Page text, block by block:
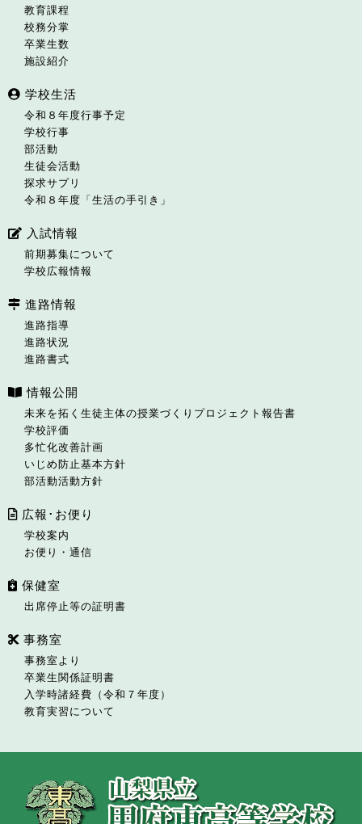
教育課程
校務分掌
卒業生数
施設紹介
学校生活
令和８年度行事予定
学校行事
部活動
生徒会活動
探求サプリ
令和８年度「生活の手引き」
入試情報
前期募集について
学校広報情報
進路情報
進路指導
進路状況
進路書式
情報公開
未来を拓く生徒主体の授業づくりプロジェクト報告書
学校評価
多忙化改善計画
いじめ防止基本方針
部活動活動方針
広報･お便り
学校案内
お便り・通信
保健室
出席停止等の証明書
事務室
事務室より
卒業生関係証明書
入学時諸経費（令和７年度）
教育実習について